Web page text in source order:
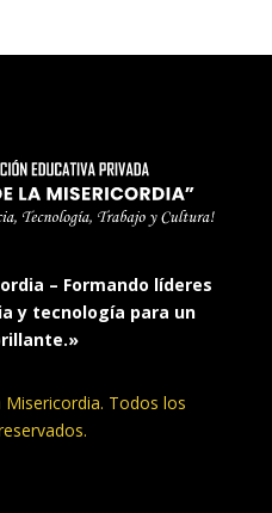
– Formando líderes
y tecnología para un
Todos los